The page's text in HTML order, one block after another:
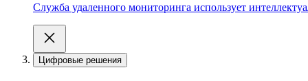
Служба удаленного мониторинга использует
Цифровые решения